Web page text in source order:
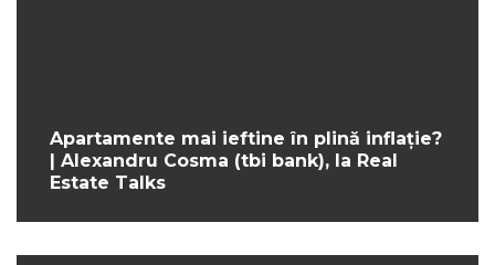
Apartamente mai ieftine în plină inflație?
| Alexandru Cosma (tbi bank), la Real
Estate Talks